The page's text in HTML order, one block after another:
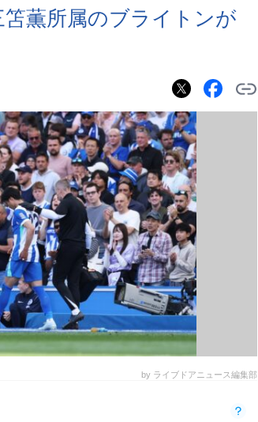
薫所属のブライトンが
by ライブドアニュース編集部